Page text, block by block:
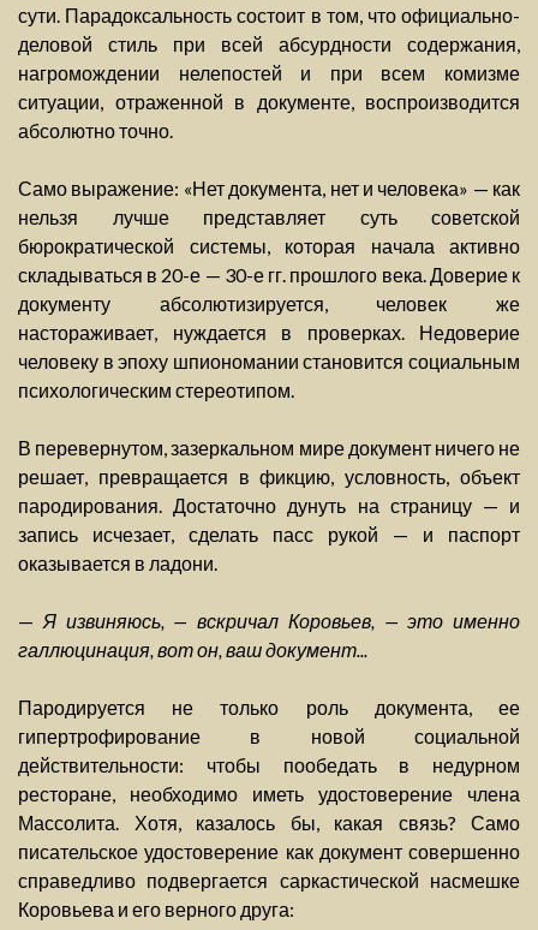
сути. Парадоксальность состоит в том, что официально-
деловой стиль при всей абсурдности содержания,
нагромождении нелепостей и при всем комизме
ситуации, отраженной в документе, воспроизводится
абсолютно точно.
Само выражение: «Нет документа, нет и человека» — как
нельзя лучше представляет суть советской
бюрократической системы, которая начала активно
складываться в 20-е — 30-е гг. прошлого века. Доверие к
документу абсолютизируется, человек же
настораживает, нуждается в проверках. Недоверие
человеку в эпоху шпиономании становится социальным
психологическим стереотипом.
В перевернутом, зазеркальном мире документ ничего не
решает, превращается в фикцию, условность, объект
пародирования. Достаточно дунуть на страницу — и
запись исчезает, сделать пасс рукой — и паспорт
оказывается в ладони.
— Я извиняюсь, — вскричал Коровьев, — это именно
галлюцинация, вот он, ваш документ...
Пародируется не только роль документа, ее
гипертрофирование в новой социальной
действительности: чтобы пообедать в недурном
ресторане, необходимо иметь удостоверение члена
Массолита. Хотя, казалось бы, какая связь? Само
писательское удостоверение как документ совершенно
справедливо подвергается саркастической насмешке
Коровьева и его верного друга: